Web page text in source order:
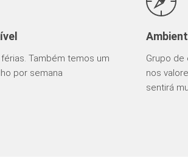
Também temos um
por semana
Grupo
nos
sentirá